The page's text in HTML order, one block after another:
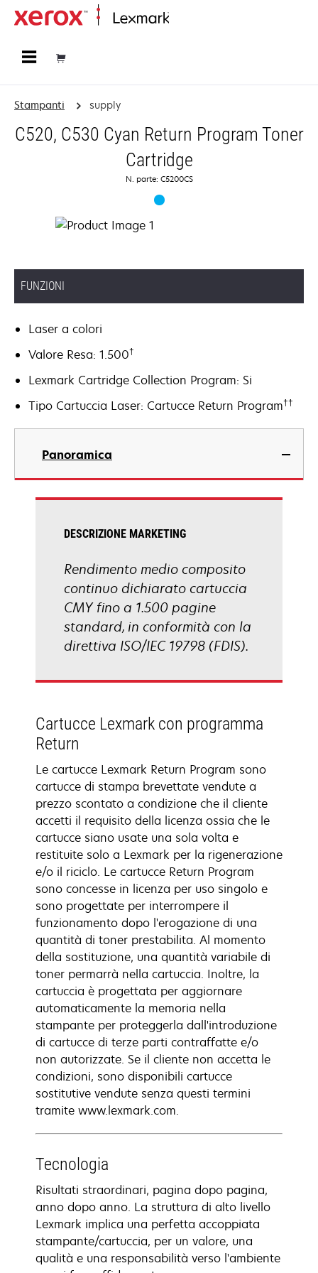
Stampanti supply
C520, C530 Cyan Return Program Toner
Cartridge
N. parte: C5200CS
FUNZIONI
Laser a colori
Valore Resa: 1.500†
Lexmark Cartridge Collection Program: Si
Tipo Cartuccia Laser: Cartucce Return Program††
Panoramica
DESCRIZIONE MARKETING
Rendimento medio composito
continuo dichiarato cartuccia
CMY fino a 1.500 pagine
standard, in conformità con la
direttiva ISO/IEC 19798 (FDIS).
Cartucce Lexmark con programma
Return
Le cartucce Lexmark Return Program sono
cartucce di stampa brevettate vendute a
prezzo scontato a condizione che il cliente
accetti il requisito della licenza ossia che le
cartucce siano usate una sola volta e
restituite solo a Lexmark per la rigenerazione
e/o il riciclo. Le cartucce Return Program
sono concesse in licenza per uso singolo e
sono progettate per interrompere il
funzionamento dopo l'erogazione di una
quantità di toner prestabilita. Al momento
della sostituzione, una quantità variabile di
toner permarrà nella cartuccia. Inoltre, la
cartuccia è progettata per aggiornare
automaticamente la memoria nella
stampante per proteggerla dall'introduzione
di cartucce di terze parti contraffatte e/o
non autorizzate. Se il cliente non accetta le
condizioni, sono disponibili cartucce
sostitutive vendute senza questi termini
tramite www.lexmark.com.
Tecnologia
Risultati straordinari, pagina dopo pagina,
anno dopo anno. La struttura di alto livello
Lexmark implica una perfetta accoppiata
stampante/cartuccia, per un valore, una
qualità e una responsabilità verso l'ambiente